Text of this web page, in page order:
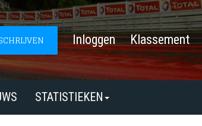
Inloggen Klassement
STATISTIEKEN